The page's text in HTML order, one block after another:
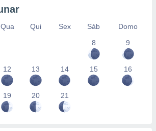
Qua Qui Sex Sáb
Domo
8
9
12 13 14 15 16
19 20 21